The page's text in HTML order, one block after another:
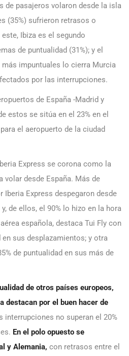
de pasajeros volaron desde la isla
(35%) sufrieron retrasos o
Ibiza es el segundo
de puntualidad (31%); y el
impuntuales lo cierra Murcia
por las interrupciones.
de España -Madrid y
estos se sitúa en el 23% en el
el aeropuerto de la ciudad
Express se corona como la
volar desde España. Más de
Iberia Express despegaron desde
de ellos, el 90% lo hizo en la hora
española, destaca Tui Fly con
sus desplazamientos; y otra
de puntualidad en sus más de
de otros países europeos,
destacan por el buen hacer de
interrupciones no superan el 20%
En el polo opuesto se
y Alemania, con retrasos entre el